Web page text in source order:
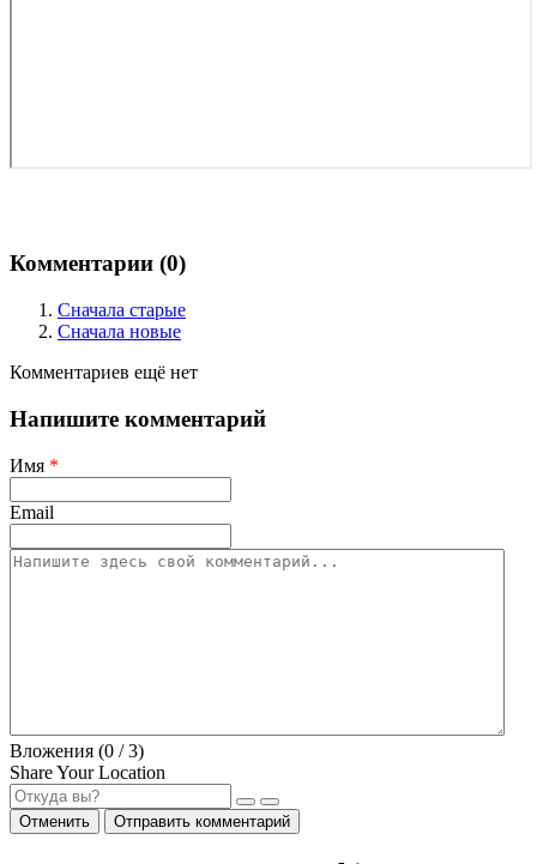
Комментарии (0)
Сначала старые
Сначала новые
Комментариев ещё нет
Напишите комментарий
Имя *
Email
Вложения (0 / 3)
Share Your Location
Отменить Отправить комментарий